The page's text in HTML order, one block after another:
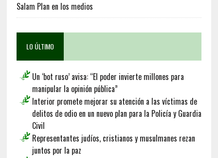
Salam Plan en los medios
LO ÚLTIMO
Un ‘bot ruso’ avisa: “El poder invierte millones para
manipular la opinión pública”
Interior promete mejorar su atención a las víctimas de
delitos de odio en un nuevo plan para la Policía y Guardia
Civil
Representantes judíos, cristianos y musulmanes rezan
juntos por la paz